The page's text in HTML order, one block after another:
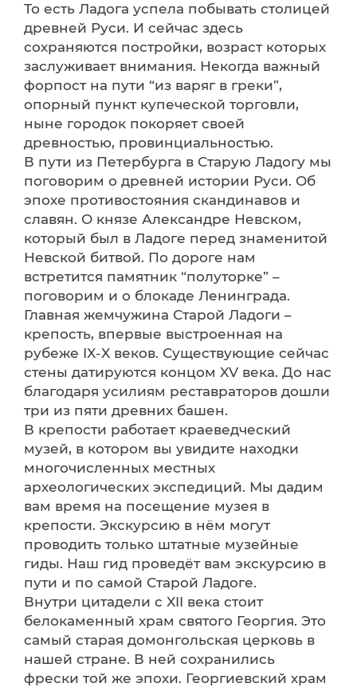
То есть Ладога успела побывать столицей
древней Руси. И сейчас здесь
сохраняются постройки, возраст которых
заслуживает внимания. Некогда важный
форпост на пути “из варяг в греки”,
опорный пункт купеческой торговли,
ныне городок покоряет своей
древностью, провинциальностью.
В пути из Петербурга в Старую Ладогу мы
поговорим о древней истории Руси. Об
эпохе противостояния скандинавов и
славян. О князе Александре Невском,
который был в Ладоге перед знаменитой
Невской битвой. По дороге нам
встретится памятник “полуторке” –
поговорим и о блокаде Ленинграда.
Главная жемчужина Старой Ладоги –
крепость, впервые выстроенная на
рубеже IX-X веков. Существующие сейчас
стены датируются концом XV века. До нас
благодаря усилиям реставраторов дошли
три из пяти древних башен.
В крепости работает краеведческий
музей, в котором вы увидите находки
многочисленных местных
археологических экспедиций. Мы дадим
вам время на посещение музея в
крепости. Экскурсию в нём могут
проводить только штатные музейные
гиды. Наш гид проведёт вам экскурсию в
пути и по самой Старой Ладоге.
Внутри цитадели с XII века стоит
белокаменный храм святого Георгия. Это
самый старая домонгольская церковь в
нашей стране. В ней сохранились
фрески той же эпохи. Георгиевский храм